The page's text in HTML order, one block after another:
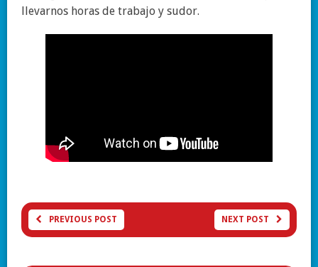
llevarnos horas de trabajo y sudor.
PREVIOUS POST NEXT POST